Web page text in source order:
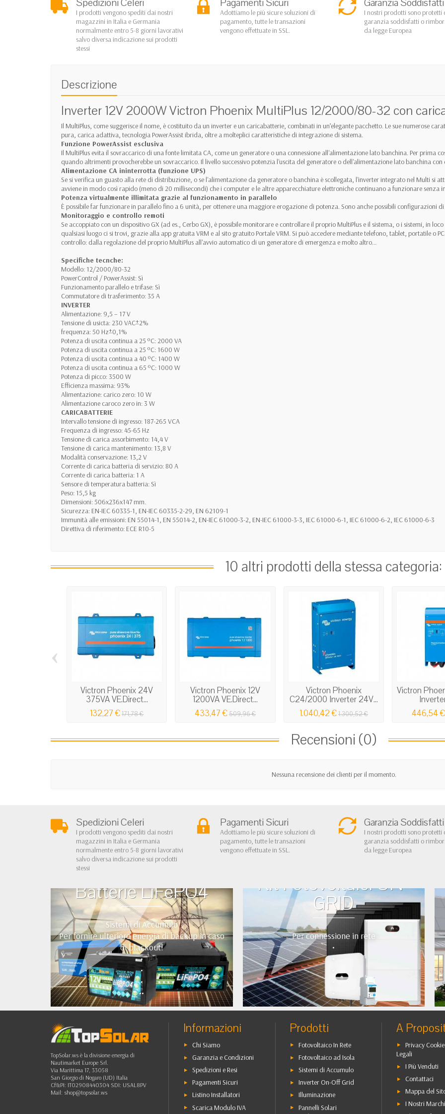
Spedizioni Celeri
I prodotti vengono spediti dai nostri
magazzini in Italia e Germania
normalmente entro 5-8 giorni lavorativi
salvo diversa indicazione sui prodotti
stessi
Pagamenti Sicuri
Adottiamo le più sicure soluzioni di
pagamento, tutte le transazioni
vengono effettuate in SSL.
Garanzia Soddisfatti
I nostri prodotti sono protetti
garanzia soddisfatti o
da legge Europea
Descrizione
Inverter 12V 2000W Victron Phoenix MultiPlus 12/2000/80-32 con
Il MultiPlus, come suggerisce il nome, è costituito da un inverter e un caricabatterie, combinati in un’elegante pacchetto. Le sue numerose
pura, carica adattiva, tecnologia PowerAssist ibrida, oltre a molteplici caratteristiche di integrazione di sistema.
Funzione PowerAssist esclusiva
Il MultiPlus evita il sovraccarico di una fonte limitata CA, come un generatore o una connessione all'alimentazione lato banchina. Per prima
quando altrimenti provocherebbe un sovraccarico. Il livello successivo potenzia l'uscita del generatore o dell'alimentazione lato banchina
Alimentazione CA ininterrotta (funzione UPS)
Se si verifica un guasto alla rete di distribuzione, o se l'alimentazione da generatore o banchina è scollegata, l'inverter integrato nel Multi si
avviene in modo così rapido (meno di 20 millisecondi) che i computer e le altre apparecchiature elettroniche continuano a funzionare senza
Potenza virtualmente illimitata grazie al funzionamento in parallelo
È possibile far funzionare in parallelo fino a 6 unità, per ottenere una maggiore erogazione di potenza. Sono anche possibili configurazioni
Monitoraggio e controllo remoti
Se accoppiato con un dispositivo GX (ad es., Cerbo GX), è possibile monitorare e controllare il proprio MultiPlus e il sistema, o i sistemi, in
qualsiasi luogo ci si trovi, grazie alla app gratuita VRM e al sito gratuito Portale VRM. Si può accedere mediante telefono, tablet, portatile o
controllo: dalla regolazione del proprio MultiPlus all'avvio automatico di un generatore di emergenza e molto altro...
Specifiche tecnche:
Modello: 12/2000/80-32
PowerControl / PowerAssist: Sì
Funzionamento parallelo e trifase: Sì
Commutatore di trasferimento: 35 A
INVERTER
Alimentazione: 9,5 – 17 V
Tensione di usicta: 230 VAC±2%
frequenza: 50 Hz±0,1%
Potenza di uscita continua a 25 ºC: 2000 VA
Potenza di uscita continua a 25 ºC: 1600 W
Potenza di uscita continua a 40 ºC: 1400 W
Potenza di uscita continua a 65 ºC: 1000 W
Potenza di picco: 3500 W
Efficienza massima: 93%
Alimentazione: carico zero: 10 W
Alimentazione caroco zero in: 3 W
CARICABATTERIE
Intervallo tensione di ingresso: 187-265 VCA
Frequenza di ingresso: 45-65 Hz
Tensione di carica assorbimento: 14,4 V
Tensione di carica mantenimento: 13,8 V
Modalità conservazione: 13,2 V
Corrente di carica batteria di servizio: 80 A
Corrente di carica batteria: 1 A
Sensore di temperatura batteria: Sì
Peso: 15,5 kg
Dimensioni: 506x236x147 mm.
Sicurezza: EN-IEC 60335-1, EN-IEC 60335-2-29, EN 62109-1
Immunità alle emissioni: EN 55014-1, EN 55014-2, EN-IEC 61000-3-2, EN-IEC 61000-3-3, IEC 61000-6-1, IEC 61000-6-2, IEC 61000-6-3
Direttiva di riferimento: ECE R10-5
10 altri prodotti della stessa categoria:
Victron Phoenix 24V
375VA VE.Direct...
132,27 €171,78 €
Victron Phoenix 12V
1200VA VE.Direct...
433,47 €509,96 €
Victron Phoenix
C24/2000 Inverter 24V...
1.040,42 €1.300,52 €
Victron
446,54 €
‹
Recensioni (0)
Nessuna recensione dei clienti per il momento.
Spedizioni Celeri
I prodotti vengono spediti dai nostri
magazzini in Italia e Germania
normalmente entro 5-8 giorni lavorativi
salvo diversa indicazione sui prodotti
stessi
Pagamenti Sicuri
Adottiamo le più sicure soluzioni di
pagamento, tutte le transazioni
vengono effettuate in SSL.
Garanzia Soddisfatti
I nostri prodotti sono protetti
garanzia soddisfatti o
da legge Europea
Batterie LiFePO4
Sistemi di Accumulo
Per fornire ulteriore energia di backup in caso
di blackout!
•
•
•
••
Kit Fotovoltaici ON-
GRID
Per connessione in rete
•
•
•
TopSolar.ws è la divisione energia di
Nautimarket Europe Srl.
Via Marittima 17, 33058
San Giorgio di Nogaro (UD) Italia
Cf&PI: IT02908440304 SDI: USAL8PV
Mail: shop@topsolar.ws
Informazioni
Chi Siamo
Garanzia e Condizioni
Spedizioni e Resi
Pagamenti Sicuri
Listino Installatori
Scarica Modulo IVA
Prodotti
Fotovoltaico In Rete
Fotovoltaico ad Isola
Sistemi di Accumulo
Inverter On-Off Grid
Illuminazione
Pannelli Solari
A
Privacy
Legali
I Più Venduti
Contattaci
Mappa del
I Nostri Marchi